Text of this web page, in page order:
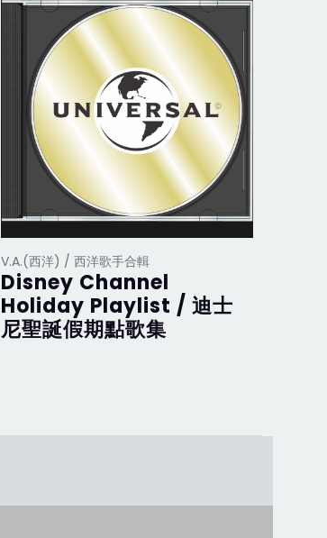
V.A.(西洋) / 西洋歌手合輯
Disney Channel
Holiday Playlist / 迪士
尼聖誕假期點歌集